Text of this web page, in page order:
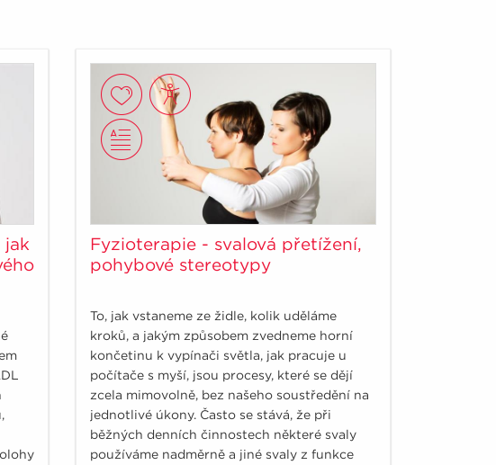
jak
Fyzioterapie - svalová přetížení,
pohybové stereotypy
To, jak vstaneme ze židle, kolik uděláme
kroků, a jakým způsobem zvedneme horní
končetinu k vypínači světla, jak pracuje u
počítače s myší, jsou procesy, které se dějí
zcela mimovolně, bez našeho soustředění na
jednotlivé úkony. Často se stává, že při
běžných denních činnostech některé svaly
používáme nadměrně a jiné svaly z funkce